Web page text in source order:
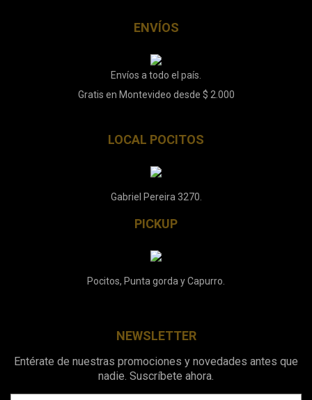
ENVÍOS
Envíos a todo el país.
Gratis en Montevideo desde $ 2.000
LOCAL POCITOS
Gabriel Pereira 3270.
PICKUP
Pocitos, Punta gorda y Capurro.
NEWSLETTER
Entérate de nuestras promociones y novedades antes que
nadie. Suscríbete ahora.